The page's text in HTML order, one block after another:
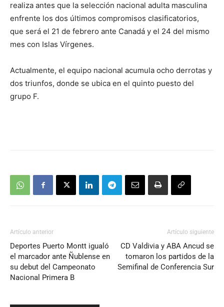
realiza antes que la selección nacional adulta masculina
enfrente los dos últimos compromisos clasificatorios,
que será el 21 de febrero ante Canadá y el 24 del mismo
mes con Islas Vírgenes.
Actualmente, el equipo nacional acumula ocho derrotas y
dos triunfos, donde se ubica en el quinto puesto del
grupo F.
Artículo anterior
Deportes Puerto Montt igualó
el marcador ante Ñublense en
su debut del Campeonato
Nacional Primera B
Artículo siguiente
CD Valdivia y ABA Ancud se
tomaron los partidos de la
Semifinal de Conferencia Sur